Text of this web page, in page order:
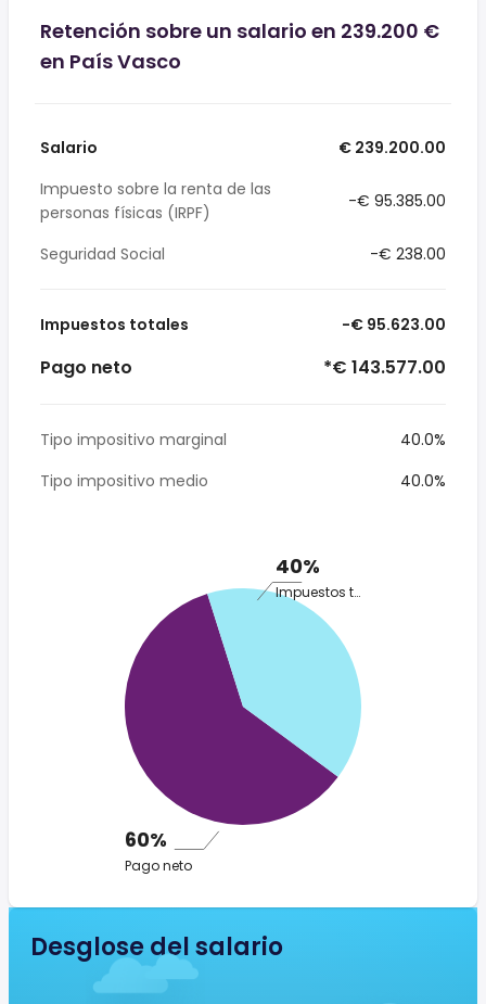
Retención sobre un salario en 239.200 €
en País Vasco
Salario
€ 239.200.00
Impuesto sobre la renta de las
personas físicas (IRPF)
-€ 95.385.00
Seguridad Social -€ 238.00
Impuestos totales -€ 95.623.00
Pago neto *€ 143.577.00
Tipo impositivo marginal
40.0%
Tipo impositivo medio
40.0%
40%
Impuestos totales
60%
Pago neto
Desglose del salario